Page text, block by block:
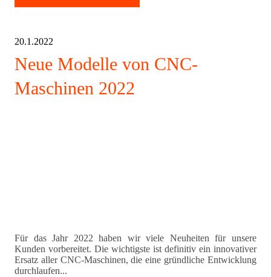
20.1.2022
Neue Modelle von CNC-
Maschinen 2022
Für das Jahr 2022 haben wir viele Neuheiten für unsere
Kunden vorbereitet. Die wichtigste ist definitiv ein innovativer
Ersatz aller CNC-Maschinen, die eine gründliche Entwicklung
durchlaufen...